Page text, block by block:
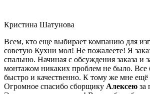
Кристина Шатунова
Всем, кто еще выбирает компанию для
советую Кухни мол! Не пожалеете! Я
спальню. Начиная с обсуждения заказа и
монтажом никаких проблем не было. Все
быстро и качественно. К тому же мне ещё
Огромное спасибо сборщику Алексею за